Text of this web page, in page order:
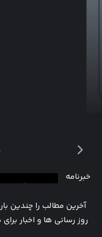
خبرنامه
آخرین مطالب را چندین
روز رسانی ها و اخبار